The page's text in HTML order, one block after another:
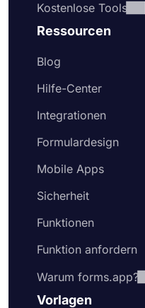
Kostenlose Tools
Ressourcen
Blog
Hilfe-Center
Integrationen
Formulardesign
Mobile Apps
Sicherheit
Funktionen
Funktion anfordern
Warum forms.app?
Vorlagen